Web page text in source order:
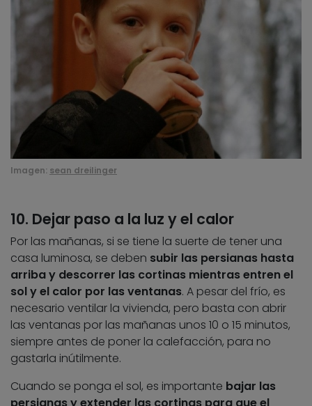
Imagen: sean dreilinger
10. Dejar paso a la luz y el calor
Por las mañanas, si se tiene la suerte de tener una
casa luminosa, se deben subir las persianas hasta
arriba y descorrer las cortinas mientras entren el
sol y el calor por las ventanas. A pesar del frío, es
necesario ventilar la vivienda, pero basta con abrir
las ventanas por las mañanas unos 10 o 15 minutos,
siempre antes de poner la calefacción, para no
gastarla inútilmente.
Cuando se ponga el sol, es importante bajar las
persianas y extender las cortinas para que el